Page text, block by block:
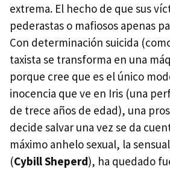
extrema. El hecho de que sus
pederastas o mafiosos apenas
Con determinación suicida
taxista se transforma en una
porque cree que es el único
inocencia que ve en Iris (una
de trece años de edad), una
decide salvar una vez se da
máximo anhelo sexual, la
(Cybill Sheperd), ha quedado